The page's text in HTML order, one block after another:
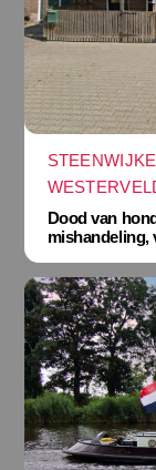
Dood van
mishandeling,